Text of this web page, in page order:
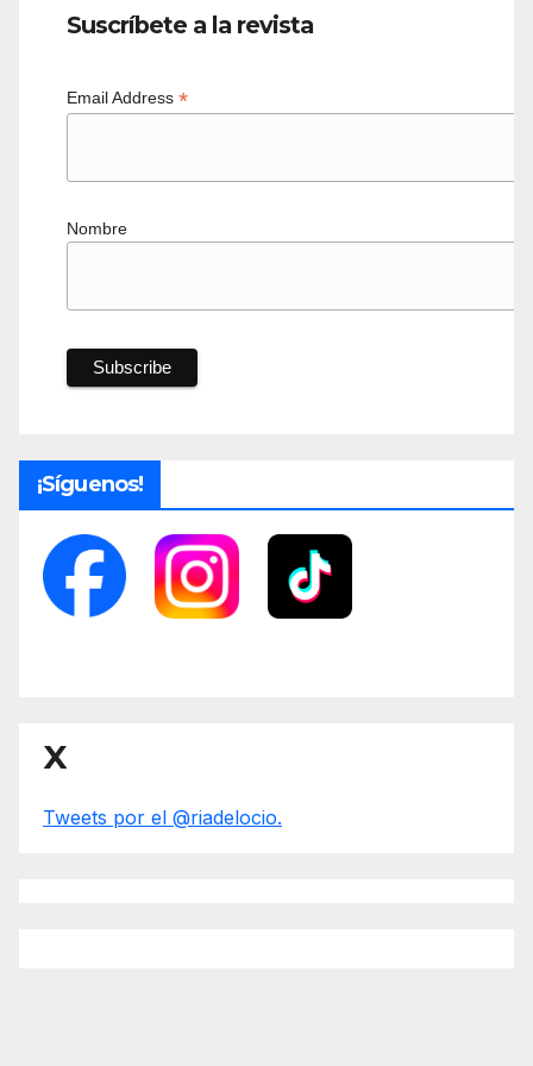
Suscríbete a la revista
Email Address *
Nombre
¡Síguenos!
X
Tweets por el @riadelocio.